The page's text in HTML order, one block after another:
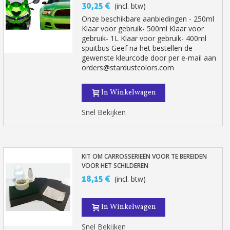
30,25 € (incl. btw)
Onze beschikbare aanbiedingen - 250ml
Klaar voor gebruik- 500ml Klaar voor
gebruik- 1L Klaar voor gebruik- 400ml
spuitbus Geef na het bestellen de
gewenste kleurcode door per e-mail aan
orders@stardustcolors.com
In Winkelwagen
Snel Bekijken
KIT OM CARROSSERIEËN VOOR TE BEREIDEN
VOOR HET SCHILDEREN
18,15 € (incl. btw)
In Winkelwagen
Snel Bekijken